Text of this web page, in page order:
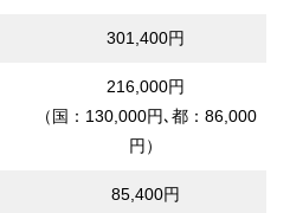
301,400円
216,000円
（国：130,000円､都：86,000
円）
85,400円